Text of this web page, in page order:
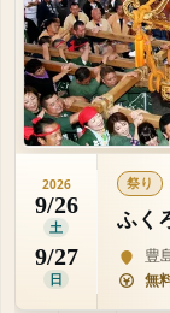
2026
9/26
土
9/27
日
祭り
ふく
豊
無